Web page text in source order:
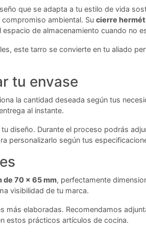
que se adapta a tu estilo de vida
ambiental. Su cierre
de almacenamiento cuando no
este tarro se convierte en tu aliado
tu envase
la cantidad deseada según tus
al instante.
diseño. Durante el proceso podrás
personalizarlo según tus
de 70 x 65 mm, perfectamente
visibilidad de tu marca.
elaboradas. Recomendamos
estos prácticos artículos de cocina.